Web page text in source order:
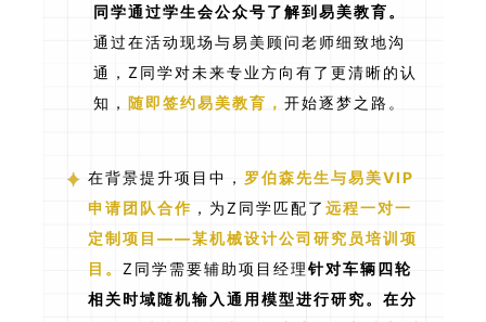
同学通过学生会公众号了解到易美教育。
通过在活动现场与易美顾问老师细致地沟
通，Z同学对未来专业方向有了更清晰的认
知，随即签约易美教育，开始逐梦之路。
在背景提升项目中， 罗伯森先生与易美VIP
申请团队合作 ，为Z同学匹配了远程一对一
定制项目——某机械设计公司研究员培训项
目。Z同学需要辅助项目经理针对车辆四轮
相关时域随机输入通用模型进行研究。在分